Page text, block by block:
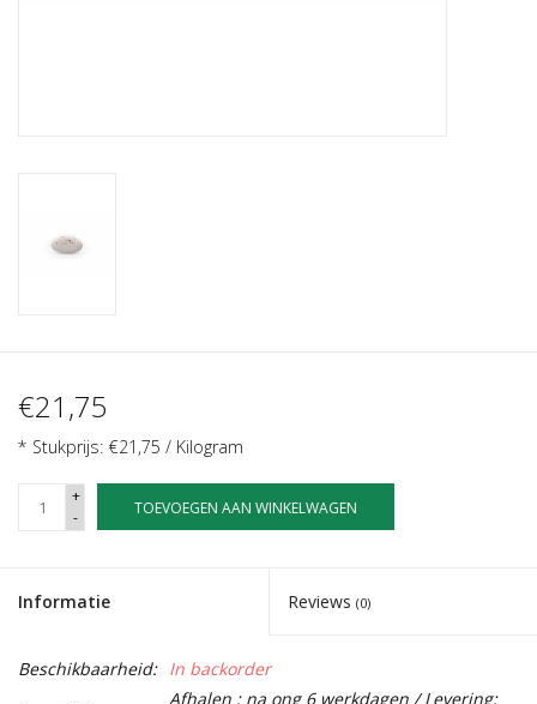
€21,75
* Stukprijs: €21,75 / Kilogram
+
-
TOEVOEGEN AAN WINKELWAGEN
Informatie Reviews (0)
Beschikbaarheid: In backorder
Afhalen : na ong 6 werkdagen / Levering: